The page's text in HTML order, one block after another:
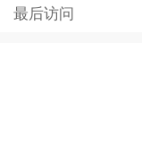
最后访问